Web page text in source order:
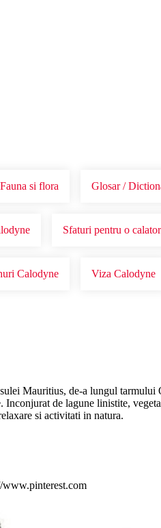
Fauna si flora Glosar /
Sfaturi pentru o
Calodyne Viza Calodyne
Mauritius, de-a lungul
de lagune linistite,
si activitati in natura.
www.pinterest.com